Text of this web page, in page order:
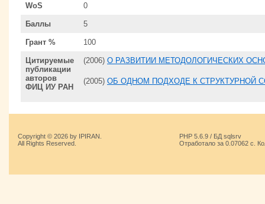
WoS 0
Баллы 5
Грант % 100
Цитируемые
публикации
авторов
ФИЦ ИУ РАН
(2006) О РАЗВИТИИ МЕТОДОЛОГИЧЕСКИХ
(2005) ОБ ОДНОМ ПОДХОДЕ К СТРУКТУРНОЙ
Copyright © 2026 by IPIRAN.
All Rights Reserved.
PHP 5.6.9 / БД sqlsrv
Отработало за 0.07062 с.